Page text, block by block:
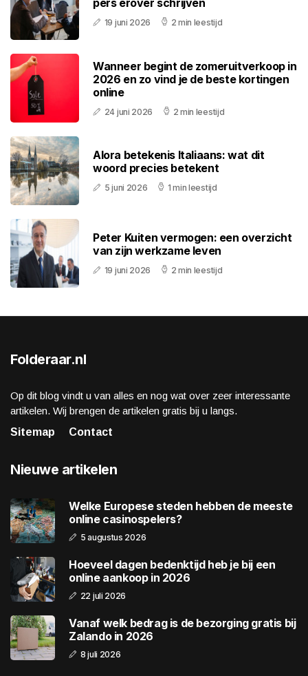
pers erover schrijven
19 juni 2026 2 min leestijd
Wanneer begint de zomeruitverkoop in
2026 en zo vind je de beste kortingen
online
24 juni 2026 2 min leestijd
Alora betekenis Italiaans: wat dit
woord precies betekent
5 juni 2026 1 min leestijd
Peter Kuiten vermogen: een overzicht
van zijn werkzame leven
19 juni 2026 2 min leestijd
Folderaar.nl
Op dit blog vindt u van alles en nog wat over zeer interessante
artikelen. Wij brengen de artikelen gratis bij u langs.
Sitemap
Contact
Nieuwe artikelen
Welke Europese steden hebben de meeste
online casinospelers?
5 augustus 2026
Hoeveel dagen bedenktijd heb je bij een
online aankoop in 2026
22 juli 2026
Vanaf welk bedrag is de bezorging gratis bij
Zalando in 2026
8 juli 2026